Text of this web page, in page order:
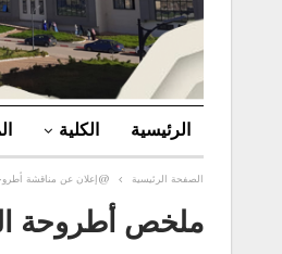
الرئيسية الكلية
الصفحة الرئيسية @إعلان عن مناقشة
ملخص أطروحة